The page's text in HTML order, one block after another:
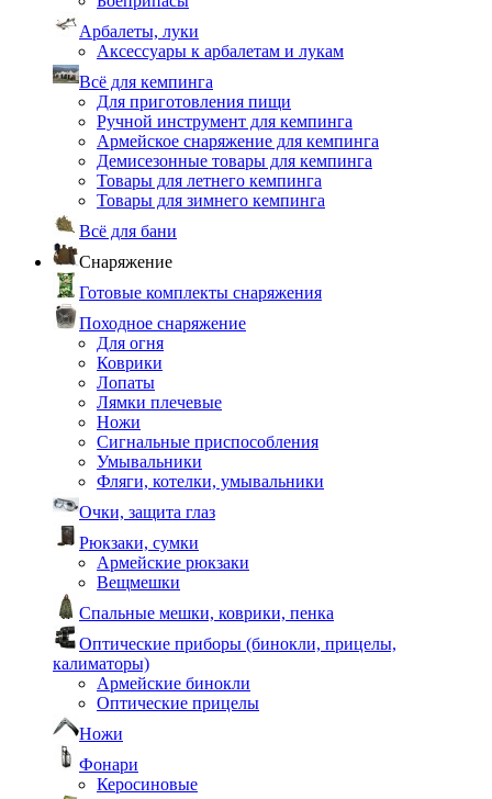
Арбалеты, луки
Аксессуары к арбалетам и лукам
Всё для кемпинга
Для приготовления пищи
Ручной инструмент для кемпинга
Армейское снаряжение для кемпинга
Демисезонные товары для кемпинга
Товары для летнего кемпинга
Товары для зимнего кемпинга
Всё для бани
Снаряжение
Готовые комплекты снаряжения
Походное снаряжение
Для огня
Коврики
Лопаты
Лямки плечевые
Ножи
Сигнальные приспособления
Умывальники
Фляги, котелки, умывальники
Очки, защита глаз
Рюкзаки, сумки
Армейские рюкзаки
Вещмешки
Спальные мешки, коврики, пенка
Оптические приборы (бинокли, прицелы,
калиматоры)
Армейские бинокли
Оптические прицелы
Ножи
Фонари
Керосиновые